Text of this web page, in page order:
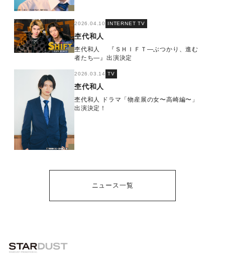
2026.04.10 INTERNET TV
杢代和人
杢代和人 『ＳＨＩＦＴ―ぶつかり、進む
者たち―』出演決定
2026.03.14 TV
杢代和人
杢代和人 ドラマ「物産展の女〜高崎編〜」
出演決定！
ニュース一覧